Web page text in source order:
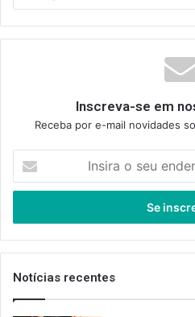
Inscreva-se em
Receba por e-mail novidades
seu
de
email
Notícias recentes